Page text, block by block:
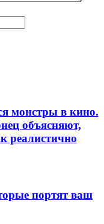
монстры в кино.
объясняют,
реалистично
портят ваш